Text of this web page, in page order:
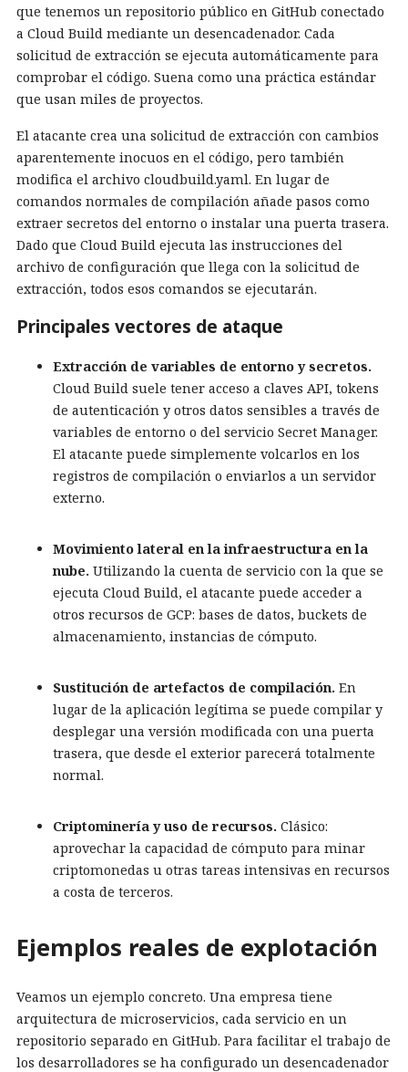
que tenemos un repositorio público en GitHub conectado
a Cloud Build mediante un desencadenador. Cada
solicitud de extracción se ejecuta automáticamente para
comprobar el código. Suena como una práctica estándar
que usan miles de proyectos.
El atacante crea una solicitud de extracción con cambios
aparentemente inocuos en el código, pero también
modifica el archivo cloudbuild.yaml. En lugar de
comandos normales de compilación añade pasos como
extraer secretos del entorno o instalar una puerta trasera.
Dado que Cloud Build ejecuta las instrucciones del
archivo de configuración que llega con la solicitud de
extracción, todos esos comandos se ejecutarán.
Principales vectores de ataque
Extracción de variables de entorno y secretos.
Cloud Build suele tener acceso a claves API, tokens
de autenticación y otros datos sensibles a través de
variables de entorno o del servicio Secret Manager.
El atacante puede simplemente volcarlos en los
registros de compilación o enviarlos a un servidor
externo.
Movimiento lateral en la infraestructura en la
nube. Utilizando la cuenta de servicio con la que se
ejecuta Cloud Build, el atacante puede acceder a
otros recursos de GCP: bases de datos, buckets de
almacenamiento, instancias de cómputo.
Sustitución de artefactos de compilación. En
lugar de la aplicación legítima se puede compilar y
desplegar una versión modificada con una puerta
trasera, que desde el exterior parecerá totalmente
normal.
Criptominería y uso de recursos. Clásico:
aprovechar la capacidad de cómputo para minar
criptomonedas u otras tareas intensivas en recursos
a costa de terceros.
Ejemplos reales de explotación
Veamos un ejemplo concreto. Una empresa tiene
arquitectura de microservicios, cada servicio en un
repositorio separado en GitHub. Para facilitar el trabajo de
los desarrolladores se ha configurado un desencadenador